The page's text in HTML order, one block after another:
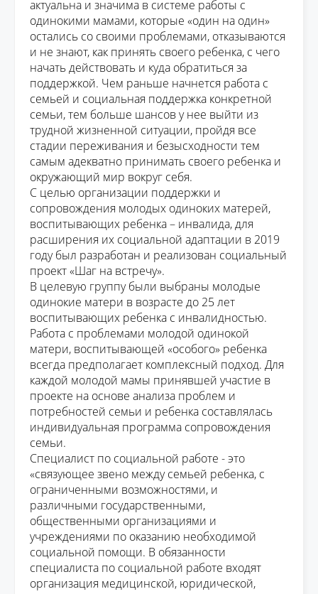
актуальна и значима в системе работы с
одинокими мамами, которые «один на один»
остались со своими проблемами, отказываются
и не знают, как принять своего ребенка, с чего
начать действовать и куда обратиться за
поддержкой. Чем раньше начнется работа с
семьей и социальная поддержка конкретной
семьи, тем больше шансов у нее выйти из
трудной жизненной ситуации, пройдя все
стадии переживания и безысходности тем
самым адекватно принимать своего ребенка и
окружающий мир вокруг себя.
С целью организации поддержки и
сопровождения молодых одиноких матерей,
воспитывающих ребенка – инвалида,для
расширения их социальной адаптации в 2019
годубыл разработан и реализован социальный
проект «Шаг на встречу».
В целевую группу были выбраны молодые
одинокие матери в возрасте до 25 лет
воспитывающих ребенка с инвалидностью.
Работа с проблемами молодой одинокой
матери, воспитывающей «особого» ребенка
всегда предполагает комплексный подход. Для
каждой молодой мамы принявшей участие в
проекте на основе анализа проблем и
потребностей семьи и ребенка составлялась
индивидуальная программа сопровождения
семьи.
Специалист по социальной работе - это
«связующее звено между семьей ребенка, с
ограниченными возможностями, и
различными государственными,
общественными организациями и
учреждениями по оказанию необходимой
социальной помощи. В обязанности
специалиста по социальной работе входят
организация медицинской, юридической,